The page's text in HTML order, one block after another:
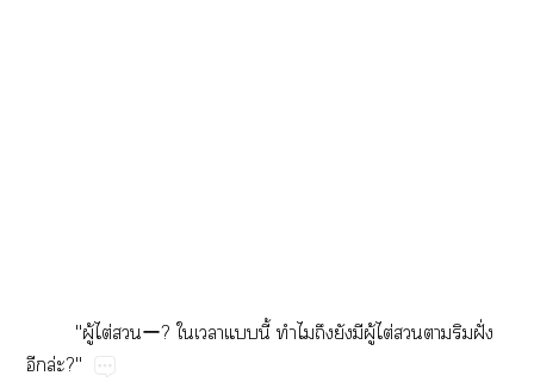
"ู้​ไต่​ー?​​​​ี้​​​​​ู้​ไต่​​​​ฝั่​
​ล่?"